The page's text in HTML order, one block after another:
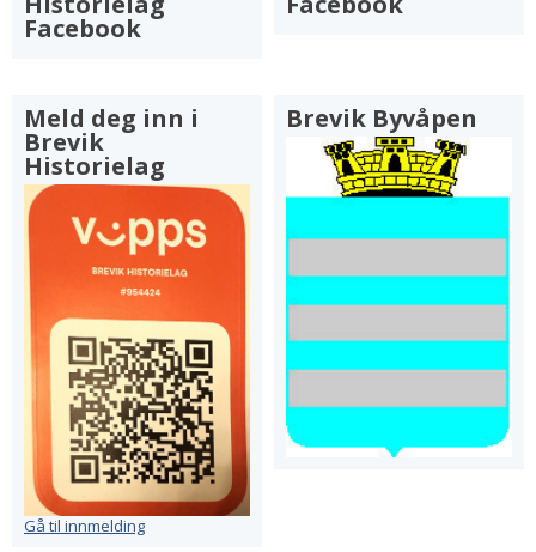
Facebook
Meld deg inn i
Brevik
Historielag
Gå til innmelding
Brevik Byvåpen